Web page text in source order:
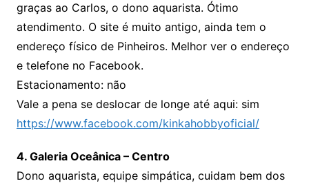
graças ao Carlos, o dono aquarista. Ótimo
atendimento. O site é muito antigo, ainda tem o
endereço físico de Pinheiros. Melhor ver o endereço
e telefone no Facebook.
Estacionamento: não
Vale a pena se deslocar de longe até aqui: sim
https://www.facebook.com/kinkahobbyoficial/
4. Galeria Oceânica – Centro
Dono aquarista, equipe simpática, cuidam bem dos